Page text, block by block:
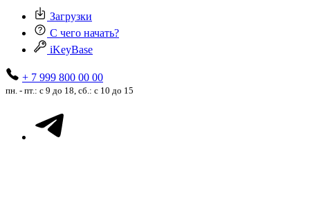
Загрузки
С чего начать?
iKeyBase
+ 7 999 800 00 00
пн. - пт.: с 9 до 18, сб.: с 10 до 15